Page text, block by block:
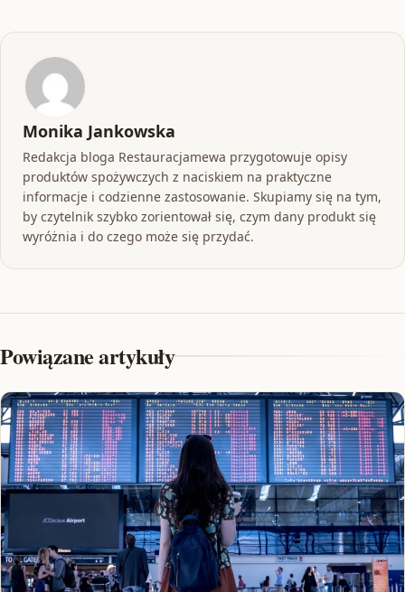
Monika Jankowska
Redakcja bloga Restauracjamewa przygotowuje opisy
produktów spożywczych z naciskiem na praktyczne
informacje i codzienne zastosowanie. Skupiamy się na tym,
by czytelnik szybko zorientował się, czym dany produkt się
wyróżnia i do czego może się przydać.
Powiązane artykuły